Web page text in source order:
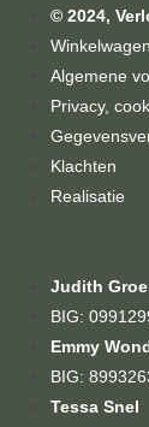
© 2024,
Winkelwagen
Algemene
Privacy,
Klachten
Realisatie
Judith
BIG:
Emmy
BIG:
Tessa Snel